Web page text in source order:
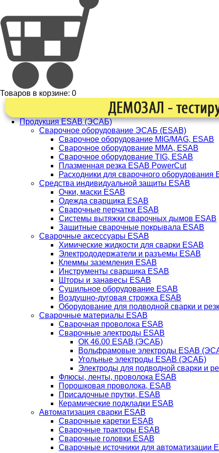
Товаров в корзине: 0
Продукция ESAB (ЭСАБ)
Сварочное оборудование ЭСАБ (ESAB)
Сварочное оборудование MIG/MAG, ESAB
Сварочное оборудование ММА, ESAB
Сварочное оборудование TIG, ESAB
Плазменная резка ESAB PowerCut
Расходники для сварочного оборудования
Средства индивидуальной защиты ESAB
Очки, маски ESAB
Одежда сварщика ESAB
Сварочные перчатки ESAB
Системы вытяжки сварочных дымов ESAB
Защитные сварочные покрывала ESAB
Сварочные аксессуары ESAB
Химические жидкости для сварки ESAB
Электрододержатели и разъемы ESAB
Клеммы заземления ESAB
Инструменты сварщика ESAB
Шторы и занавесы ESAB
Сушильное оборудование ESAB
Воздушно-дуговая строжка ESAB
Оборудование для подводной сварки и
Сварочные материалы ESAB
Сварочная проволока ESAB
Сварочные электроды ESAB
ОК 46.00 ESAB (ЭСАБ)
Вольфрамовые электроды ESAB
Угольные электроды ESAB (ЭСАБ)
Электроды для подводной сварки и
Флюсы, ленты, проволока ESAB
Порошковая проволока, ESAB
Присадочные прутки, ESAB
Керамические подкладки ESAB
Автоматизация сварки ESAB
Сварочные каретки ESAB
Сварочные тракторы ESAB
Сварочные головки ESAB
Сварочные источники для автоматизации